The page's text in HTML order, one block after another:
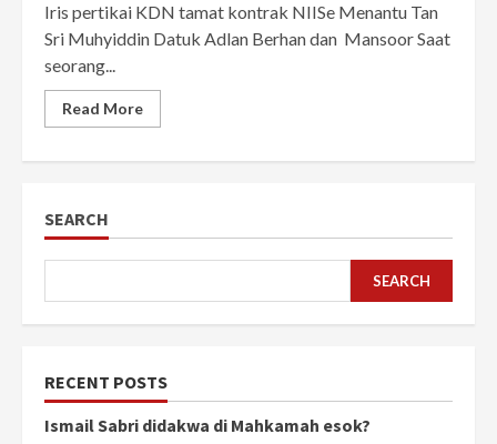
Iris pertikai KDN tamat kontrak NIISe Menantu Tan
Sri Muhyiddin Datuk Adlan Berhan dan Mansoor Saat
seorang...
Read More
SEARCH
SEARCH
RECENT POSTS
Ismail Sabri didakwa di Mahkamah esok?